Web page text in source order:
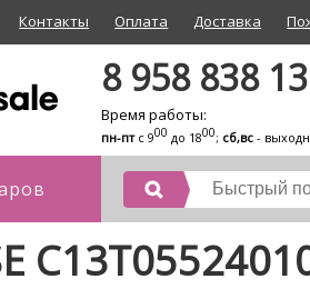
Контакты Оплата Доставка
8 958 838
Время работы:
пн-птс 900 до 1800; сб,вс -